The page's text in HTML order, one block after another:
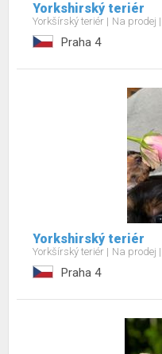
Yorkshirský teriér
Yorkšírský teriér Na prodej
Praha 4
Yorkshirský teriér
Yorkšírský teriér Na prodej
Praha 4